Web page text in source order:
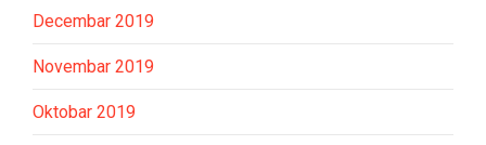
Decembar 2019
Novembar 2019
Oktobar 2019